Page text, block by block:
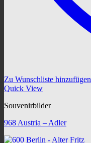
Zu Wunschliste hinzufügen
Quick View
Souvenirbilder
968 Austria – Adler